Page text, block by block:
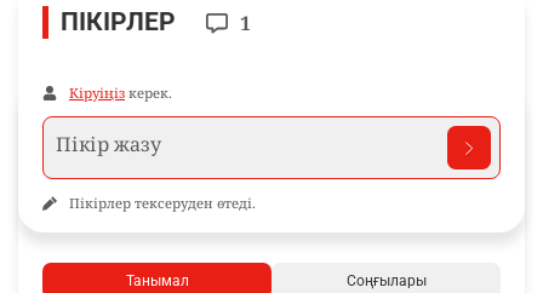
ПІКІРЛЕР 1
Кіруіңіз керек.
Пікірлер тексеруден өтеді.
Танымал Соңғылары